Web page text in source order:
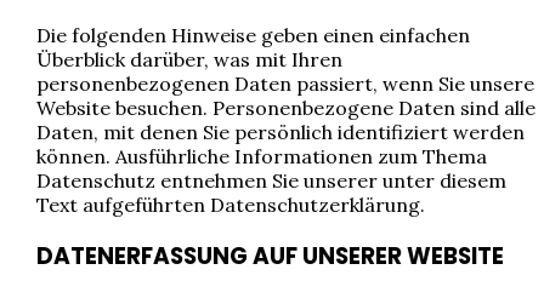
Die folgenden Hinweise geben einen einfachen
Überblick darüber, was mit Ihren
personenbezogenen Daten passiert, wenn Sie unsere
Website besuchen. Personenbezogene Daten sind alle
Daten, mit denen Sie persönlich identifiziert werden
können. Ausführliche Informationen zum Thema
Datenschutz entnehmen Sie unserer unter diesem
Text aufgeführten Datenschutzerklärung.
DATENERFASSUNG AUF UNSERER WEBSITE